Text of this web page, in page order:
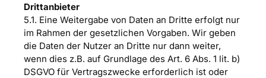
Drittanbieter
5.1. Eine Weitergabe von Daten an Dritte erfolgt nur
im Rahmen der gesetzlichen Vorgaben. Wir geben
die Daten der Nutzer an Dritte nur dann weiter,
wenn dies z.B. auf Grundlage des Art. 6 Abs. 1 lit. b)
DSGVO für Vertragszwecke erforderlich ist oder